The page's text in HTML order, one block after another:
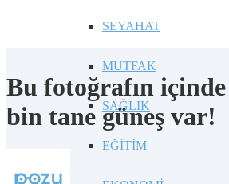
SEYAHAT
MUTFAK
SAĞLIK
EĞİTİM
Bu fotoğrafın
bin tane güneş var!